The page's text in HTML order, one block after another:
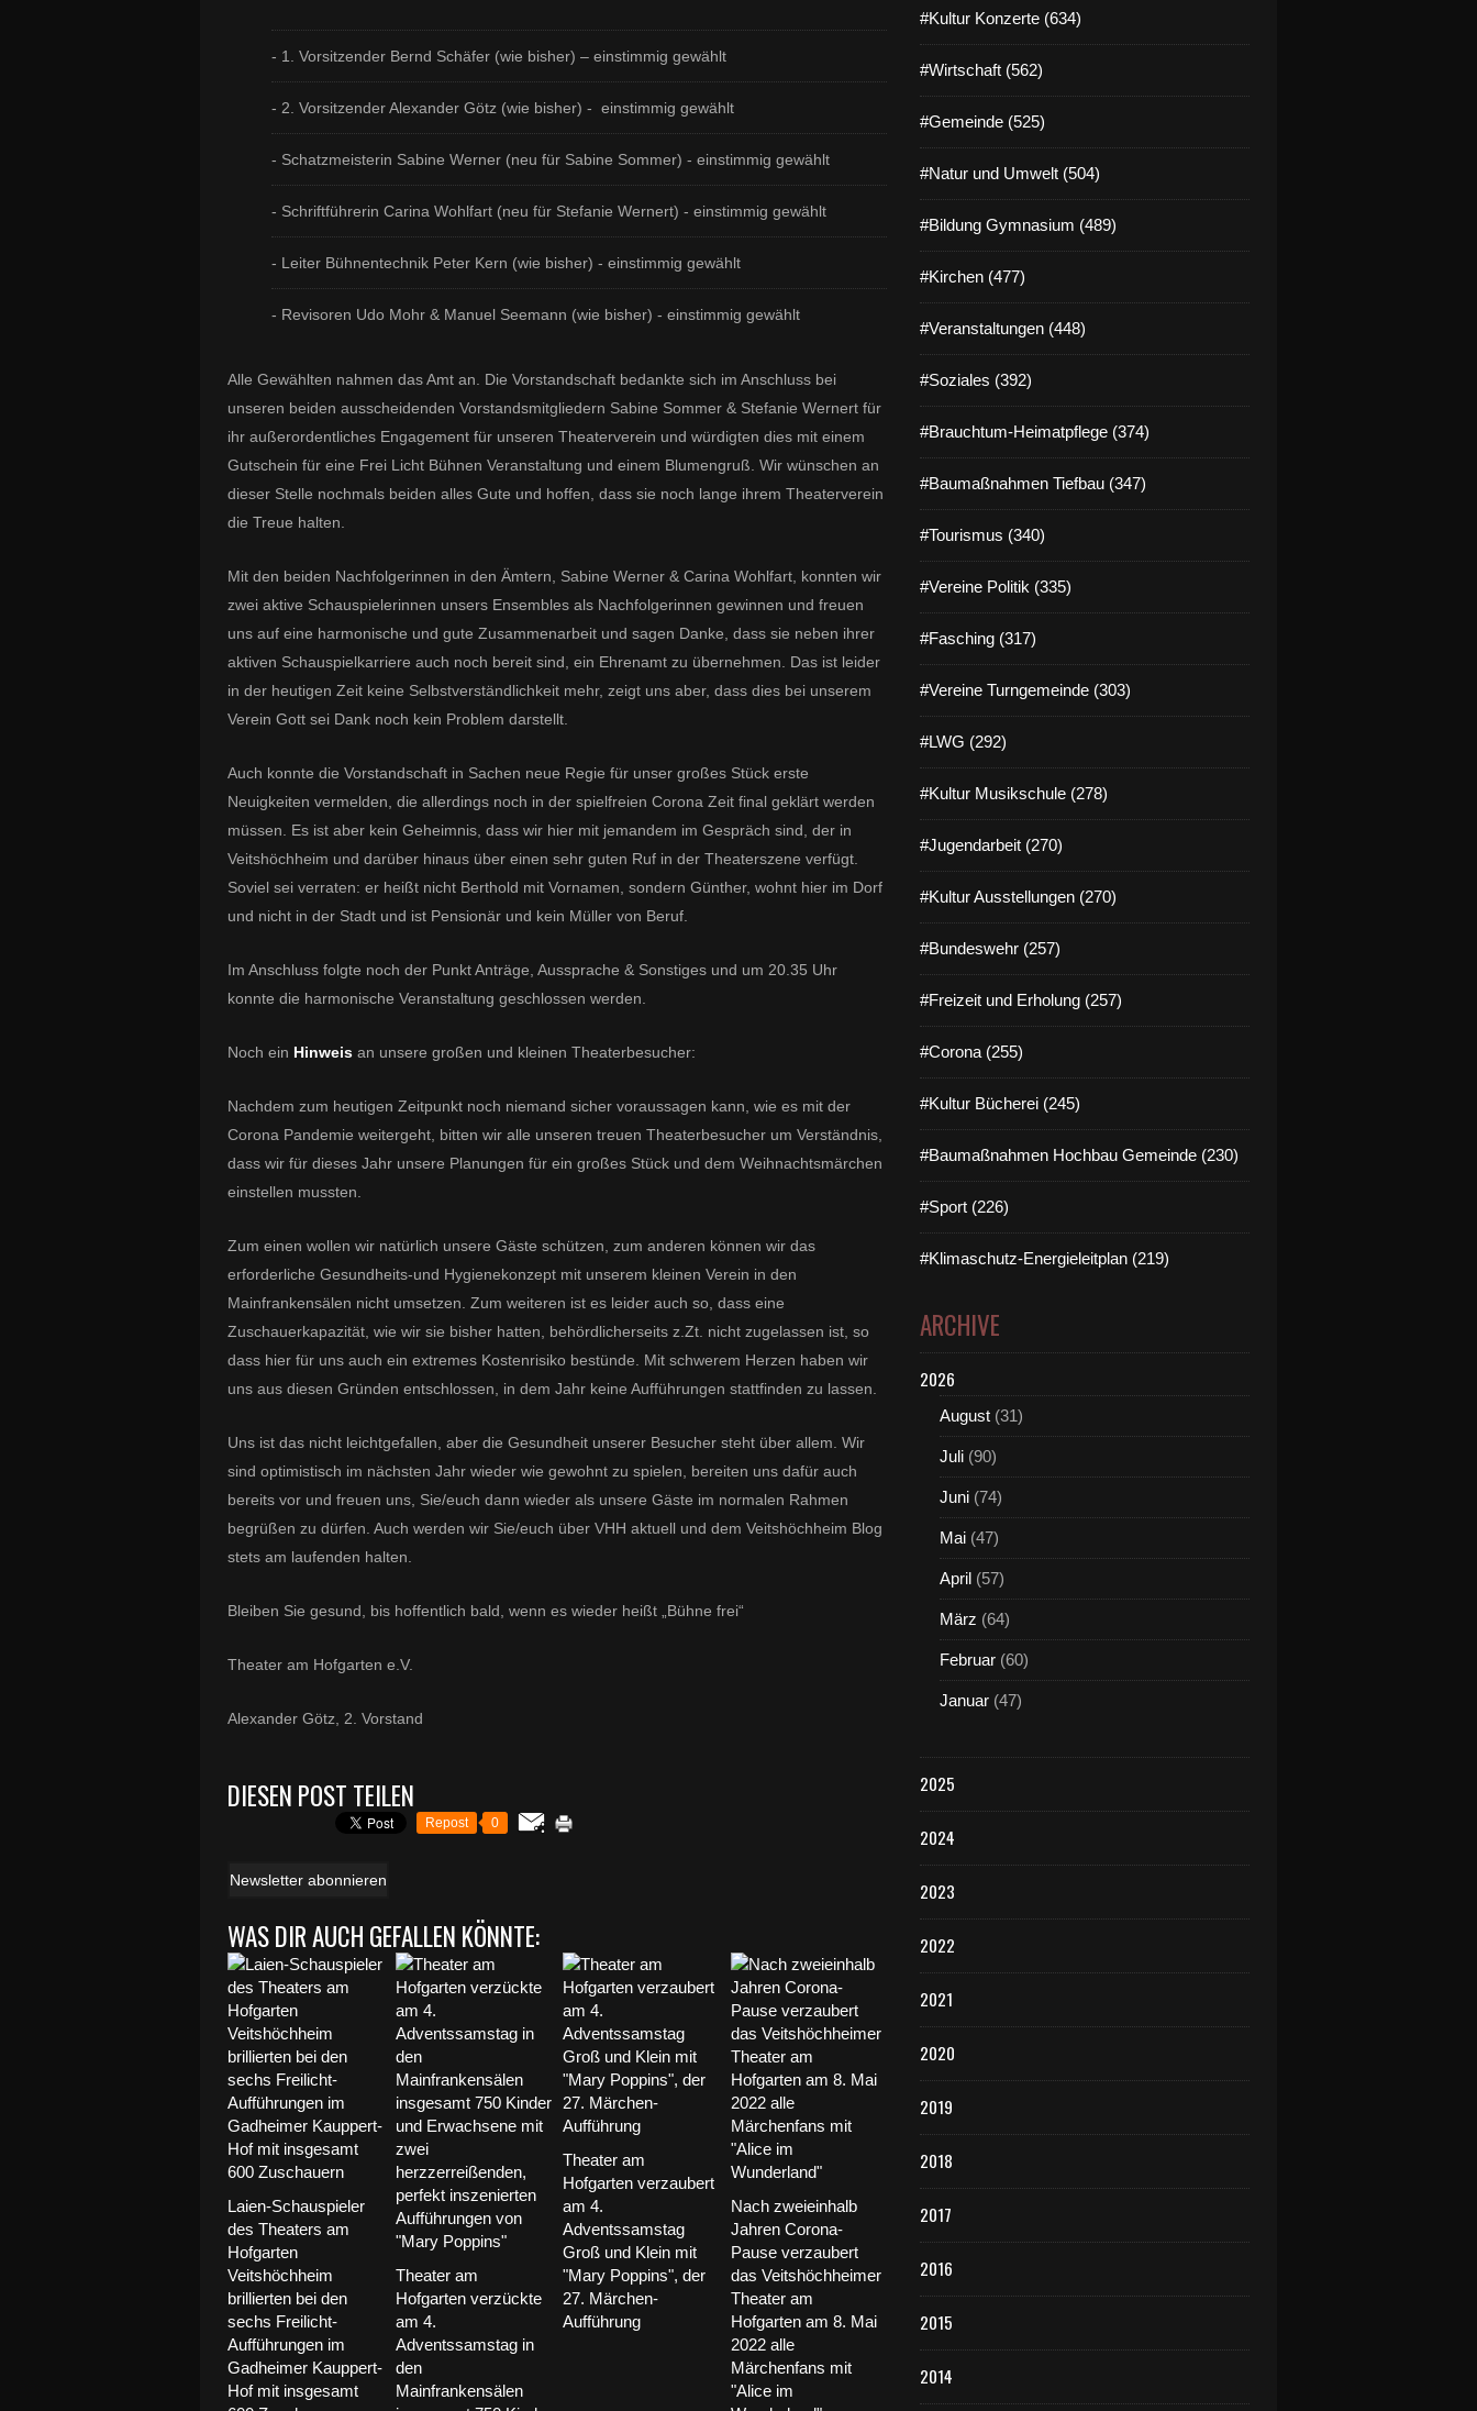
- 1. Vorsitzender Bernd Schäfer (wie bisher) – einstimmig gewählt
- 2. Vorsitzender Alexander Götz (wie bisher) - einstimmig gewählt
- Schatzmeisterin Sabine Werner (neu für Sabine Sommer) - einstimmig gewählt
- Schriftführerin Carina Wohlfart (neu für Stefanie Wernert) - einstimmig gewählt
- Leiter Bühnentechnik Peter Kern (wie bisher) - einstimmig gewählt
- Revisoren Udo Mohr & Manuel Seemann (wie bisher) - einstimmig gewählt
Alle Gewählten nahmen das Amt an. Die Vorstandschaft bedankte sich im Anschluss bei
unseren beiden ausscheidenden Vorstandsmitgliedern Sabine Sommer & Stefanie Wernert für
ihr außerordentliches Engagement für unseren Theaterverein und würdigten dies mit einem
Gutschein für eine Frei Licht Bühnen Veranstaltung und einem Blumengruß. Wir wünschen an
dieser Stelle nochmals beiden alles Gute und hoffen, dass sie noch lange ihrem Theaterverein
die Treue halten.
Mit den beiden Nachfolgerinnen in den Ämtern, Sabine Werner & Carina Wohlfart, konnten wir
zwei aktive Schauspielerinnen unsers Ensembles als Nachfolgerinnen gewinnen und freuen
uns auf eine harmonische und gute Zusammenarbeit und sagen Danke, dass sie neben ihrer
aktiven Schauspielkarriere auch noch bereit sind, ein Ehrenamt zu übernehmen. Das ist leider
in der heutigen Zeit keine Selbstverständlichkeit mehr, zeigt uns aber, dass dies bei unserem
Verein Gott sei Dank noch kein Problem darstellt.
Auch konnte die Vorstandschaft in Sachen neue Regie für unser großes Stück erste
Neuigkeiten vermelden, die allerdings noch in der spielfreien Corona Zeit final geklärt werden
müssen. Es ist aber kein Geheimnis, dass wir hier mit jemandem im Gespräch sind, der in
Veitshöchheim und darüber hinaus über einen sehr guten Ruf in der Theaterszene verfügt.
Soviel sei verraten: er heißt nicht Berthold mit Vornamen, sondern Günther, wohnt hier im Dorf
und nicht in der Stadt und ist Pensionär und kein Müller von Beruf.
Im Anschluss folgte noch der Punkt Anträge, Aussprache & Sonstiges und um 20.35 Uhr
konnte die harmonische Veranstaltung geschlossen werden.
Noch ein Hinweis an unsere großen und kleinen Theaterbesucher:
Nachdem zum heutigen Zeitpunkt noch niemand sicher voraussagen kann, wie es mit der
Corona Pandemie weitergeht, bitten wir alle unseren treuen Theaterbesucher um Verständnis,
dass wir für dieses Jahr unsere Planungen für ein großes Stück und dem Weihnachtsmärchen
einstellen mussten.
Zum einen wollen wir natürlich unsere Gäste schützen, zum anderen können wir das
erforderliche Gesundheits-und Hygienekonzept mit unserem kleinen Verein in den
Mainfrankensälen nicht umsetzen. Zum weiteren ist es leider auch so, dass eine
Zuschauerkapazität, wie wir sie bisher hatten, behördlicherseits z.Zt. nicht zugelassen ist, so
dass hier für uns auch ein extremes Kostenrisiko bestünde. Mit schwerem Herzen haben wir
uns aus diesen Gründen entschlossen, in dem Jahr keine Aufführungen stattfinden zu lassen.
Uns ist das nicht leichtgefallen, aber die Gesundheit unserer Besucher steht über allem. Wir
sind optimistisch im nächsten Jahr wieder wie gewohnt zu spielen, bereiten uns dafür auch
bereits vor und freuen uns, Sie/euch dann wieder als unsere Gäste im normalen Rahmen
begrüßen zu dürfen. Auch werden wir Sie/euch über VHH aktuell und dem Veitshöchheim Blog
stets am laufenden halten.
Bleiben Sie gesund, bis hoffentlich bald, wenn es wieder heißt „Bühne frei“
Theater am Hofgarten e.V.
Alexander Götz, 2. Vorstand
DIESEN POST TEILEN
Repost 0
Newsletter abonnieren
WAS DIR AUCH GEFALLEN KÖNNTE:
Laien-Schauspieler
des Theaters am
Hofgarten
Veitshöchheim
brillierten bei den
sechs Freilicht-
Aufführungen im
Gadheimer Kauppert-
Hof mit insgesamt
Theater am
Hofgarten verzückte
am 4.
Adventssamstag in
den
Mainfrankensälen
Theater am
Hofgarten verzaubert
am 4.
Adventssamstag
Groß und Klein mit
"Mary Poppins", der
27. Märchen-
Aufführung
Nach zweieinhalb
Jahren Corona-
Pause verzaubert
das Veitshöchheimer
Theater am
Hofgarten am 8. Mai
2022 alle
Märchenfans mit
"Alice im
#Kultur Konzerte (634)
#Wirtschaft (562)
#Gemeinde (525)
#Natur und Umwelt (504)
#Bildung Gymnasium (489)
#Kirchen (477)
#Veranstaltungen (448)
#Soziales (392)
#Brauchtum-Heimatpflege (374)
#Baumaßnahmen Tiefbau (347)
#Tourismus (340)
#Vereine Politik (335)
#Fasching (317)
#Vereine Turngemeinde (303)
#LWG (292)
#Kultur Musikschule (278)
#Jugendarbeit (270)
#Kultur Ausstellungen (270)
#Bundeswehr (257)
#Freizeit und Erholung (257)
#Corona (255)
#Kultur Bücherei (245)
#Baumaßnahmen Hochbau Gemeinde (230)
#Sport (226)
#Klimaschutz-Energieleitplan (219)
ARCHIVE
2026
August (31)
Juli (90)
Juni (74)
Mai (47)
April (57)
März (64)
Februar (60)
Januar (47)
2025
2024
2023
2022
2021
2020
2019
2018
2017
2016
2015
2014